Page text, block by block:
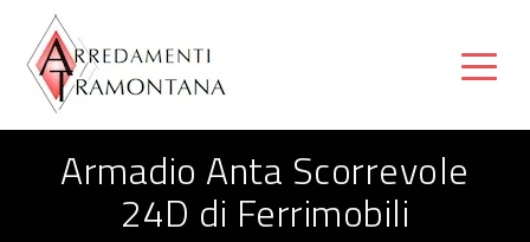
Armadio Anta Scorrevole
24D di Ferrimobili